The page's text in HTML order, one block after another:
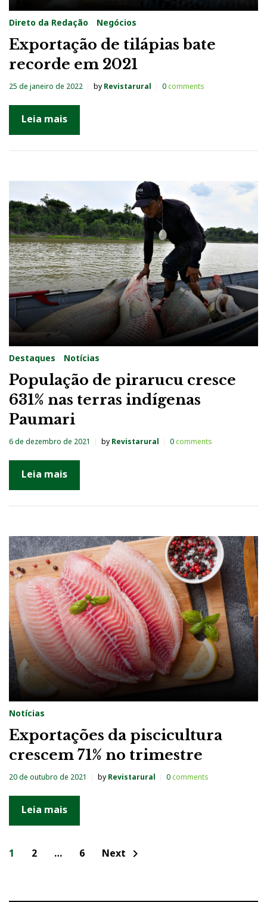
Direto da Redação Negócios
Exportação de tilápias bate
recorde em 2021
25 de janeiro de 2022 by Revistarural 0comments
Leia mais
Destaques Notícias
População de pirarucu cresce
631% nas terras indígenas
Paumari
6 de dezembro de 2021 by Revistarural 0comments
Leia mais
Notícias
Exportações da piscicultura
crescem 71% no trimestre
20 de outubro de 2021 by Revistarural 0comments
Leia mais
N
1 2 … 6 Next chevron_right